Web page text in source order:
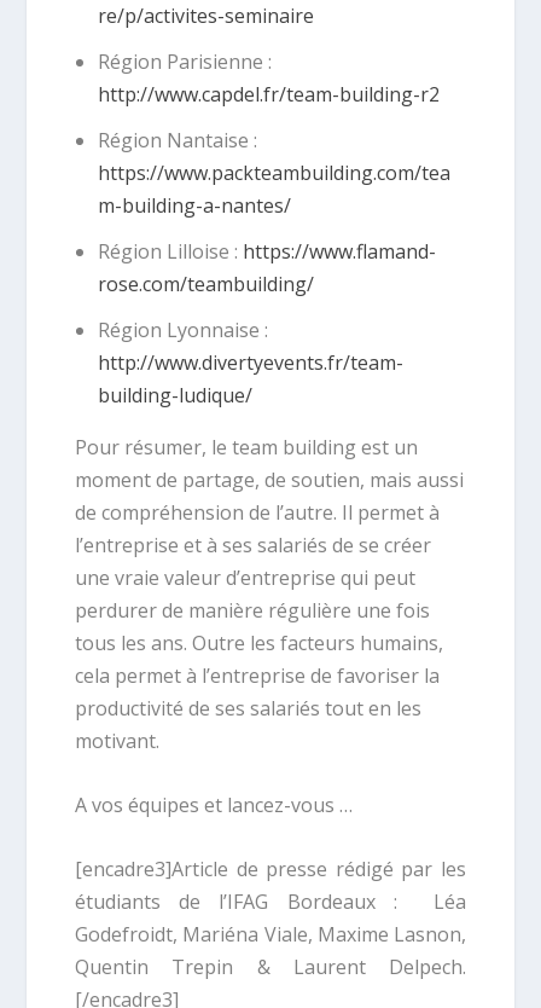
re/p/activites-seminaire
Région Parisienne :
http://www.capdel.fr/team-building-r2
Région Nantaise :
https://www.packteambuilding.com/tea
m-building-a-nantes/
Région Lilloise : https://www.flamand-
rose.com/teambuilding/
Région Lyonnaise :
http://www.divertyevents.fr/team-
building-ludique/
Pour résumer, le team building est un
moment de partage, de soutien, mais aussi
de compréhension de l’autre. Il permet à
l’entreprise et à ses salariés de se créer
une vraie valeur d’entreprise qui peut
perdurer de manière régulière une fois
tous les ans. Outre les facteurs humains,
cela permet à l’entreprise de favoriser la
productivité de ses salariés tout en les
motivant.
A vos équipes et lancez-vous …
[encadre3]Article de presse rédigé par les
étudiants de l’IFAG Bordeaux : Léa
Godefroidt, Mariéna Viale, Maxime Lasnon,
Quentin Trepin & Laurent Delpech.
[/encadre3]